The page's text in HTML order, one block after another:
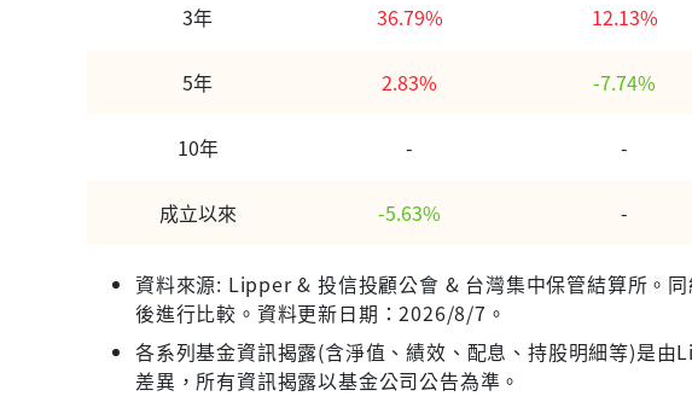
3年 36.79% 12.13%
5年 2.83% -7.74%
10年 - -
成立以來 -5.63% -
資料來源: Lipper & 投信投顧公會 & 台灣集中保管結算所。
後進行比較。資料更新日期：2026/8/7。
各系列基金資訊揭露(含淨值、績效、配息、持股明細等)是
差異，所有資訊揭露以基金公司公告為準。